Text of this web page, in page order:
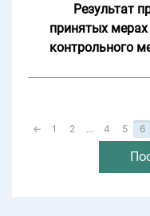
Результат
принятых
контрольного
← 1 2 ... 4 5 6